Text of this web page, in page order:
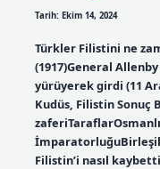
Tarih: Ekim 14, 2024
Türkler Filistini ne
(1917)General
yürüyerek girdi (11
Kudüs, Filistin Sonuç
İmparatorluğuBirleşik
Filistin’i nasıl